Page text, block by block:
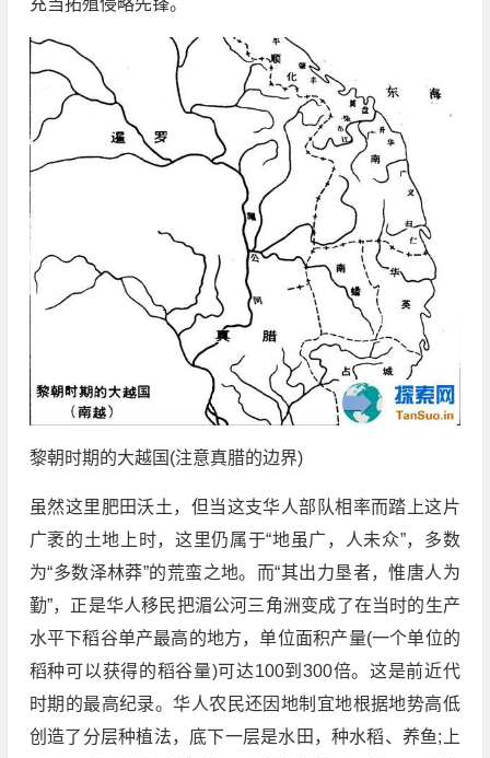
充当拓殖侵略先锋。
黎朝时期的大越国(注意真腊的边界)
虽然这里肥田沃土，但当这支华人部队相率而踏上这片
广袤的土地上时，这里仍属于“地虽广，人未众”，多数
为“多数泽林莽”的荒蛮之地。而“其出力垦者，惟唐人为
勤”，正是华人移民把湄公河三角洲变成了在当时的生产
水平下稻谷单产最高的地方，单位面积产量(一个单位的
稻种可以获得的稻谷量)可达100到300倍。这是前近代
时期的最高纪录。华人农民还因地制宜地根据地势高低
创造了分层种植法，底下一层是水田，种水稻、养鱼;上